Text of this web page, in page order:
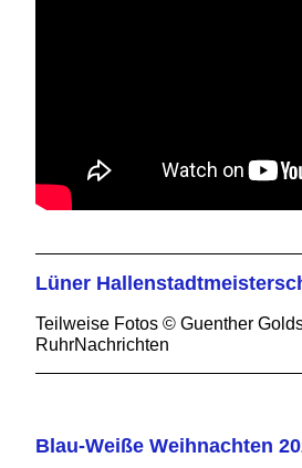
Lüner
Teilweise Fotos © Guenther
RuhrNachrichten
Blau-Weiße Weihnachten